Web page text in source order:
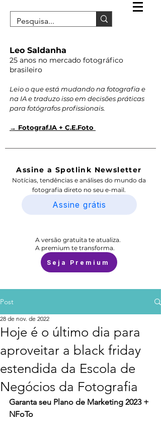
Leo Saldanha
25 anos no mercado fotográfico
brasileiro
Leio o que está mudando na fotografia e
na IA e traduzo isso em decisões práticas
para fotógrafos profissionais.
→ Fotograf.IA + C.E.Foto
Assine a Spotlink Newsletter
Notícias, tendências e análises do mundo da
fotografia direto no seu e-mail.
Assine grátis
A versão gratuita te atualiza.
A premium te transforma.
Seja Premium
Post
Hoje é o último dia para
aproveitar a black friday
estendida da Escola de
Negócios da Fotografia
28 de nov. de 2022
Garanta seu Plano de Marketing 2023 +
NFoTo